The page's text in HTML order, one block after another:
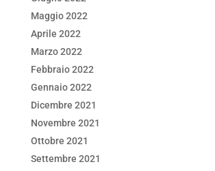
Maggio 2022
Aprile 2022
Marzo 2022
Febbraio 2022
Gennaio 2022
Dicembre 2021
Novembre 2021
Ottobre 2021
Settembre 2021